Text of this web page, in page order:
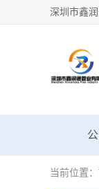
当前位置：